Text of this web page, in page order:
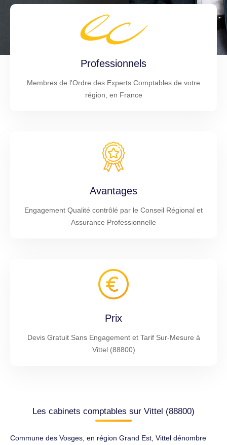
Professionnels
Membres de l'Ordre des Experts Comptables de votre
région, en France
Avantages
Engagement Qualité contrôlé par le Conseil Régional et
Assurance Professionnelle
Prix
Devis Gratuit Sans Engagement et Tarif Sur-Mesure à
Vittel (88800)
Les cabinets comptables sur Vittel (88800)
Commune des Vosges, en région Grand Est, Vittel dénombre